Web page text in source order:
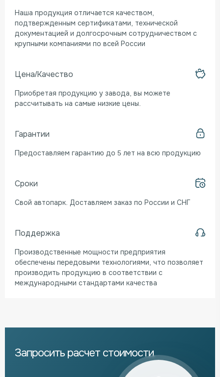
Наша продукция отличается качеством,
подтвержденным сертификатами, технической
документацией и долгосрочным сотрудничеством с
крупными компаниями по всей России
Гарантии
Предоставляем гарантию до 5 лет на всю продукцию
Сроки
Свой автопарк. Доставляем заказ по России и СНГ
Цена/Качество
Приобретая продукцию у завода, вы можете
рассчитывать на самые низкие цены.
Поддержка
Производственные мощности предприятия
обеспечены передовыми технологиями, что позволяет
производить продукцию в соответствии с
международными стандартами качества
Запросить расчет стоимости